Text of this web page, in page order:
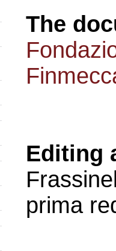
The
Editing
prima